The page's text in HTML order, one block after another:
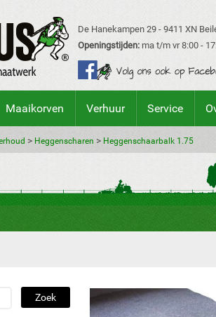
De Hanekampen 29 - 9411 XN
Openingstijden: ma t/m vr 8:00 -
Maaikorven Verhuur Service
> Heggenscharen > Heggenschaarbalk 1.75